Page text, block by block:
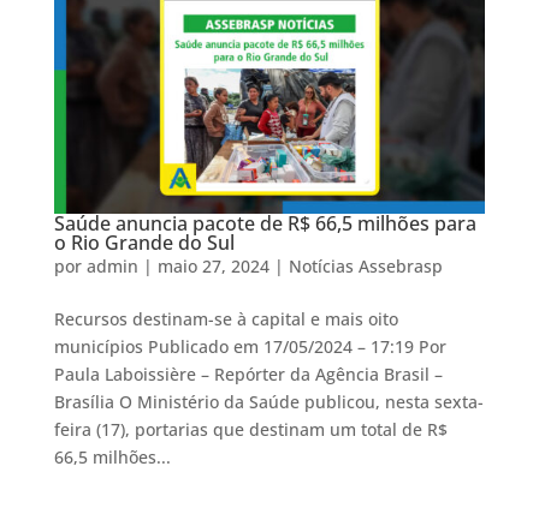
Saúde anuncia pacote de R$ 66,5 milhões para
o Rio Grande do Sul
por admin | maio 27, 2024| Notícias Assebrasp
Recursos destinam-se à capital e mais oito
municípios Publicado em 17/05/2024 – 17:19 Por
Paula Laboissière – Repórter da Agência Brasil –
Brasília O Ministério da Saúde publicou, nesta sexta-
feira (17), portarias que destinam um total de R$
66,5 milhões...